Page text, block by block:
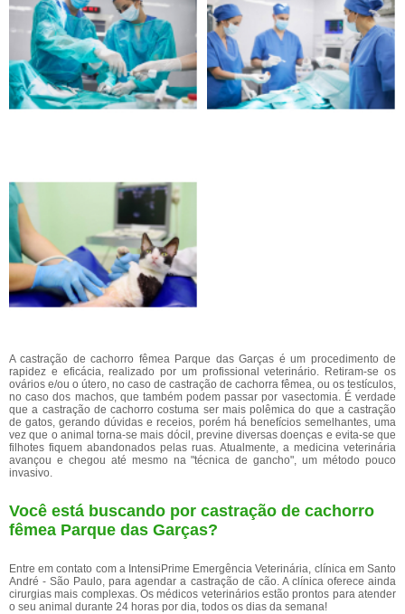
A castração de cachorro fêmea Parque das Garças é um procedimento de
rapidez e eficácia, realizado por um profissional veterinário. Retiram-se os
ovários e/ou o útero, no caso de castração de cachorra fêmea, ou os testículos,
no caso dos machos, que também podem passar por vasectomia. É verdade
que a castração de cachorro costuma ser mais polêmica do que a castração
de gatos, gerando dúvidas e receios, porém há benefícios semelhantes, uma
vez que o animal torna-se mais dócil, previne diversas doenças e evita-se que
filhotes fiquem abandonados pelas ruas. Atualmente, a medicina veterinária
avançou e chegou até mesmo na "técnica de gancho", um método pouco
invasivo.
Você está buscando por castração de cachorro
fêmea Parque das Garças?
Entre em contato com a IntensiPrime Emergência Veterinária, clínica em Santo
André - São Paulo, para agendar a castração de cão. A clínica oferece ainda
cirurgias mais complexas. Os médicos veterinários estão prontos para atender
o seu animal durante 24 horas por dia, todos os dias da semana!